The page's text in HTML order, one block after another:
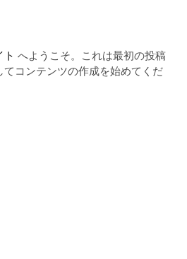
ト へようこそ。これは最初の投稿
コンテンツの作成を始めてくだ